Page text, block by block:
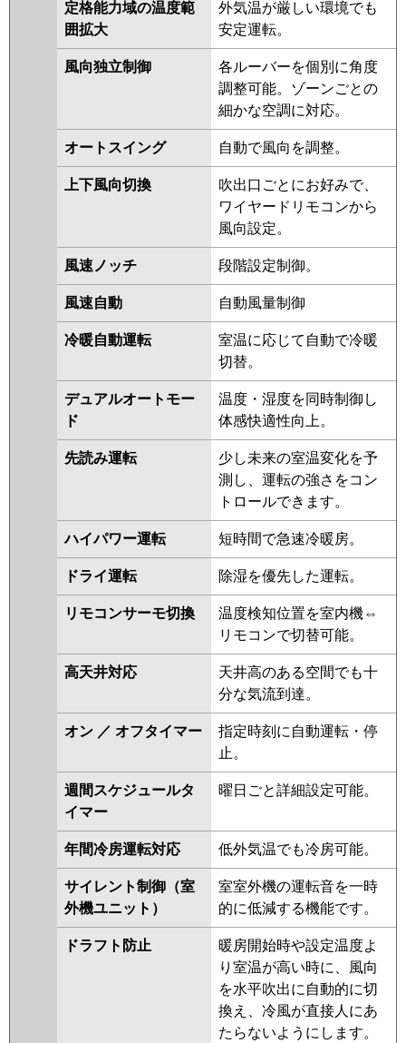
RCID-GP45RGH7 RCID-GP45RGH6
RCID-GP45RGH5 RCID-GP45RGH4
RCID-GP45RGH3 RCID-AP45GH7
RCID-GP45RGH2 RCID-AP45GH6
RCID-GP45RGH1
三菱重工
FDTWZ455HA5SA-rak
FDTWZ455HA5SA
FDTWZ455H5SA-rak
FDTWZ455H5SA FDTWZ455H5S-
rak FDTWZ455H5S
FDTWZ455H5S-rakuri-na
パナソニック
定格能力域の温度範
囲拡大
外気温が厳しい環境でも
安定運転。
風向独立制御
各ルーバーを個別に角度
調整可能。ゾーンごとの
細かな空調に対応。
オートスイング 自動で風向を調整。
上下風向切換
吹出口ごとにお好みで、
ワイヤードリモコンから
風向設定。
風速ノッチ 段階設定制御。
風速自動 自動風量制御
冷暖自動運転
室温に応じて自動で冷暖
切替。
デュアルオートモー
ド
温度・湿度を同時制御し
体感快適性向上。
先読み運転
少し未来の室温変化を予
測し、運転の強さをコン
トロールできます。
ハイパワー運転 短時間で急速冷暖房。
ドライ運転 除湿を優先した運転。
リモコンサーモ切換
温度検知位置を室内機⇔
リモコンで切替可能。
高天井対応
天井高のある空間でも十
分な気流到達。
オン ／ オフタイマー
指定時刻に自動運転・停
止。
週間スケジュールタ
イマー
曜日ごと詳細設定可能。
年間冷房運転対応 低外気温でも冷房可能。
サイレント制御（室
外機ユニット）
室室外機の運転音を一時
的に低減する機能です。
ドラフト防止
暖房開始時や設定温度よ
り室温が高い時に、風向
を水平吹出に自動的に切
換え、冷風が直接人にあ
たらないようにします。